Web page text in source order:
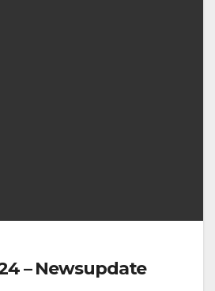
– Newsupdate